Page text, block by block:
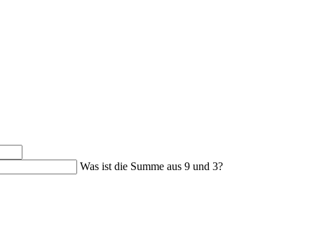
Was ist die Summe aus 9 und 3?